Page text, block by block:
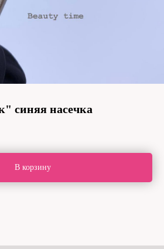
синяя насечка
В корзину